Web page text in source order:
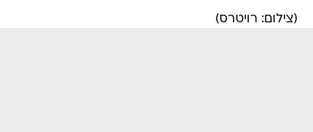
(צילום: רויטרס)